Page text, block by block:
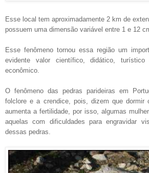
Esse local tem aproximadamente 2 km de
possuem uma dimensão variável entre 1 e 12
Esse fenômeno tornou essa região um
evidente valor científico, didático,
econômico.
O fenômeno das pedras parideiras em
folclore e a crendice, pois, dizem que dormir
aumenta a fertilidade, por isso, algumas
aquelas com dificuldades para engravidar
dessas pedras.